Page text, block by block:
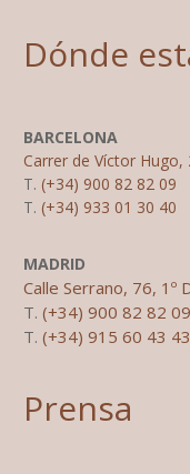
Dónde
BARCELONA
Carrer de Víctor Hugo,
T. (+34) 900 82 82 09
T. (+34) 933 01 30 40
MADRID
Calle Serrano, 76, 1º
T. (+34) 900 82 82 09
T. (+34) 915 60 43 43
Prensa